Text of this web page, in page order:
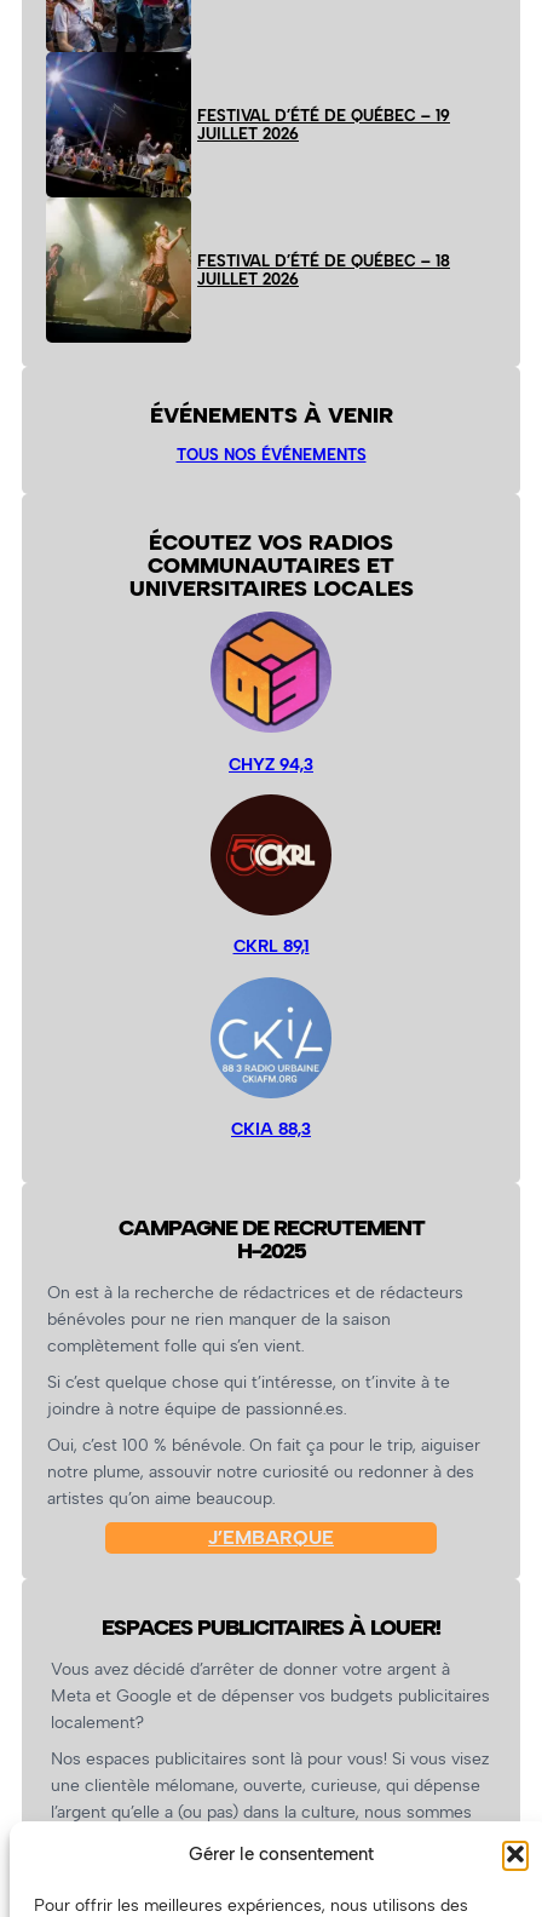
Gérer le consentement
Pour offrir les meilleures expériences, nous utilisons des
FESTIVAL D’ÉTÉ DE QUÉBEC – 19
JUILLET 2026
FESTIVAL D’ÉTÉ DE QUÉBEC – 18
JUILLET 2026
ÉVÉNEMENTS À VENIR
TOUS NOS ÉVÉNEMENTS
ÉCOUTEZ VOS RADIOS
COMMUNAUTAIRES ET
UNIVERSITAIRES LOCALES
CHYZ 94,3
CKRL 89,1
CKIA 88,3
CAMPAGNE DE RECRUTEMENT
H-2025
On est à la recherche de rédactrices et de rédacteurs
bénévoles pour ne rien manquer de la saison
complètement folle qui s’en vient.
Si c’est quelque chose qui t’intéresse, on t’invite à te
joindre à notre équipe de passionné.es.
Oui, c’est 100 % bénévole. On fait ça pour le trip, aiguiser
notre plume, assouvir notre curiosité ou redonner à des
artistes qu’on aime beaucoup.
J’EMBARQUE
ESPACES PUBLICITAIRES À LOUER!
Vous avez décidé d’arrêter de donner votre argent à
Meta et Google et de dépenser vos budgets publicitaires
localement?
Nos espaces publicitaires sont là pour vous! Si vous visez
une clientèle mélomane, ouverte, curieuse, qui dépense
l’argent qu’elle a (ou pas) dans la culture, nous sommes
revient.